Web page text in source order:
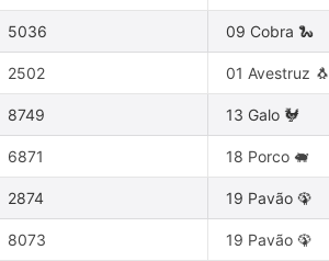
5036 09 Cobra 🐍
2502 01 Avestruz 🐧
8749 13 Galo 🐓
6871 18 Porco 🐖
2874 19 Pavão 🦚
8073 19 Pavão 🦚